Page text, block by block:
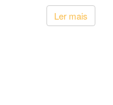
Ler mais